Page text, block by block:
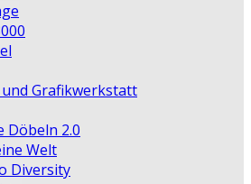
Grafikwerkstatt
Döbeln 2.0
Welt
Diversity